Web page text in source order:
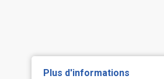
Plus d'informations